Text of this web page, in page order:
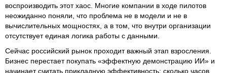
воспроизводить этот хаос. Многие компании в ходе пилотов
неожиданно поняли, что проблема не в модели и не в
вычислительных мощностях, а в том, что внутри организации
отсутствует единая логика работы с данными.
Сейчас российский рынок проходит важный этап взросления.
Бизнес перестает покупать «эффектную демонстрацию ИИ» и
начинает считать прикладную эффективность: сколько часов